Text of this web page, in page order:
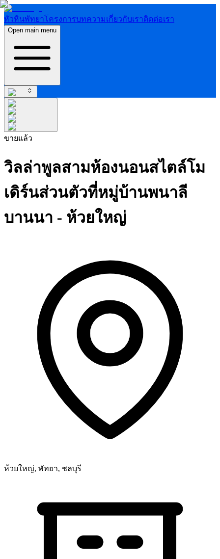
หัวหินพัทยาโครงการบทความเกี่ยวกับเราติดต่อเรา
Open main menu
ขายแล้ว
วิลล่าพูลสามห้องนอนสไตล์โม
เดิร์นส่วนตัวที่หมู่บ้านพนาลี
บานนา - ห้วยใหญ่
ห้วยใหญ่, พัทยา, ชลบุรี